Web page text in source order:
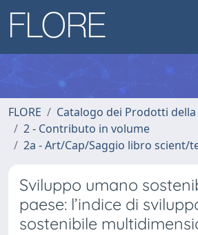
FLORE
Catalogo dei Prodotti della
2 - Contributo in volume
2a - Art/Cap/Saggio libro scient/
Sviluppo umano
paese: l’indice di
sostenibile